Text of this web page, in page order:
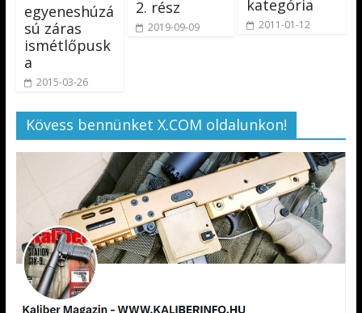
egyeneshúzá
sú záras
ismétlőpusk
a
2015-03-26
2. rész
2019-09-09
kategória
2011-01-12
Kövess bennünket X.COM oldalunkon!